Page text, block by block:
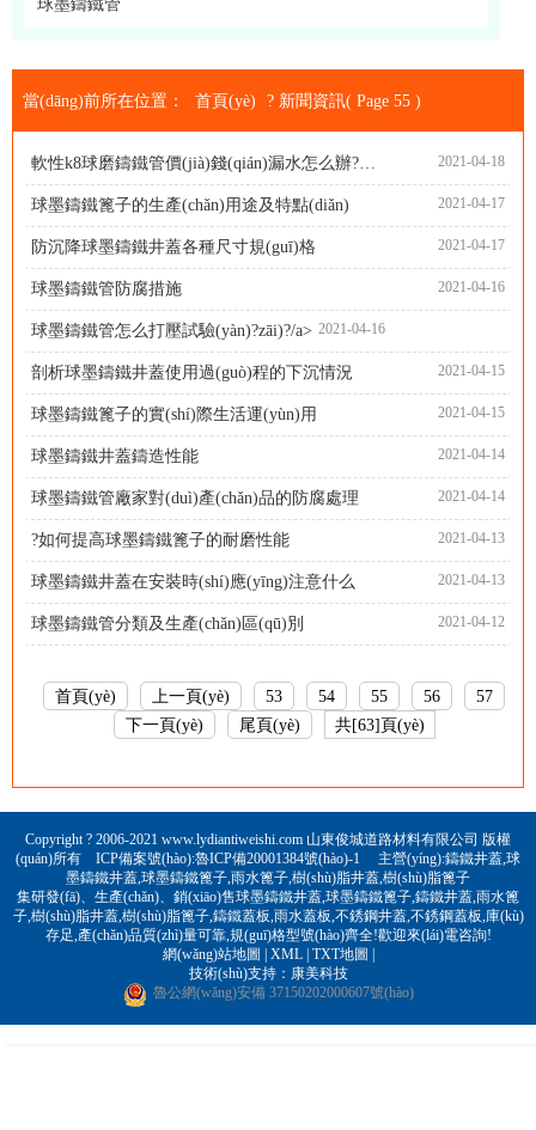
球墨鑄鐵管
當(dāng)前所在位置： 首頁(yè) ? 新聞資訊( Page 55 )
軟性k8球磨鑄鐵管價(jià)錢(qián)漏水怎么辦?球墨鑄鐵管的修復(fù)方式 2021-04-18
球墨鑄鐵篦子的生產(chǎn)用途及特點(diǎn) 2021-04-17
防沉降球墨鑄鐵井蓋各種尺寸規(guī)格 2021-04-17
球墨鑄鐵管防腐措施 2021-04-16
球墨鑄鐵管怎么打壓試驗(yàn)?zāi)?/a> 2021-04-16
剖析球墨鑄鐵井蓋使用過(guò)程的下沉情況 2021-04-15
球墨鑄鐵篦子的實(shí)際生活運(yùn)用 2021-04-15
球墨鑄鐵井蓋鑄造性能 2021-04-14
球墨鑄鐵管廠家對(duì)產(chǎn)品的防腐處理 2021-04-14
?如何提高球墨鑄鐵篦子的耐磨性能 2021-04-13
球墨鑄鐵井蓋在安裝時(shí)應(yīng)注意什么 2021-04-13
球墨鑄鐵管分類及生產(chǎn)區(qū)別 2021-04-12
首頁(yè) 上一頁(yè) 53 54 55 56
57
下一頁(yè)
尾頁(yè) 共[63]頁(yè)
Copyright ? 2006-2021 www.lydiantiweishi.com 山東俊城道路材料有限公司 版權
(quán)所有 ICP備案號(hào):魯ICP備20001384號(hào)-1 主營(yíng):鑄鐵井蓋,球
墨鑄鐵井蓋,球墨鑄鐵篦子,雨水篦子,樹(shù)脂井蓋,樹(shù)脂篦子
集研發(fā)、生產(chǎn)、銷(xiāo)售球墨鑄鐵井蓋,球墨鑄鐵篦子,鑄鐵井蓋,雨水篦
子,樹(shù)脂井蓋,樹(shù)脂篦子,鑄鐵蓋板,雨水蓋板,不銹鋼井蓋,不銹鋼蓋板,庫(kù)
存足,產(chǎn)品質(zhì)量可靠,規(guī)格型號(hào)齊全!歡迎來(lái)電咨詢!
網(wǎng)站地圖
XML| TXT地圖
技術(shù)支持： 康美科技
魯公網(wǎng)安備 37150202000607號(hào)